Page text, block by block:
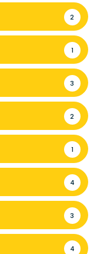
2
1
3
2
1
4
3
4